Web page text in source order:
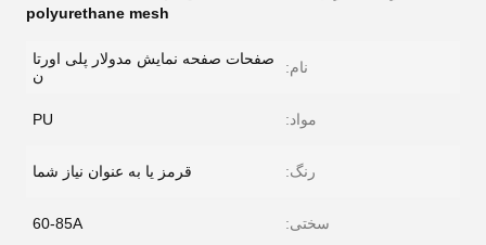
polyurethane mesh
نام:
صفحات صفحه نمایش مدولار پلی اورتا
ن
مواد: PU
رنگ: قرمز یا به عنوان نیاز شما
سختی: 60-85A